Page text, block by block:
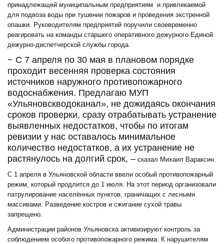
принадлежащей муниципальным предприятиям и привлекаемой
для подвоза воды при тушении пожаров и проведения экстренной
опашки. Руководителям предприятий поручили своевременно
реагировать на команды старшего оперативного дежурного Единой
дежурно-диспетчерской службы города.
− С 7 апреля по 30 мая в плановом порядке
проходит весенняя проверка состояния
источников наружного противопожарного
водоснабжения. Предлагаю МУП
«Ульяновскводоканал», не дожидаясь окончания
сроков проверки, сразу отрабатывать устранение
выявленных недостатков, чтобы по итогам
ревизии у нас оставалось минимальное
количество недостатков, а их устранение не
растянулось на долгий срок, – сказал Михаил Вараксин.
С 1 апреля в Ульяновской области ввели особый противопожарный
режим, который продлится до 1 июля. На этот период организовали
патрулирование населённых пунктов, граничащих с лесными
массивами. Разведение костров и сжигание сухой травы
запрещено.
Администрации районов Ульяновска активизируют контроль за
соблюдением особого противопожарного режима. К нарушителям